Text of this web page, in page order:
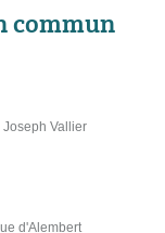
commun
Vallier
d'Alembert